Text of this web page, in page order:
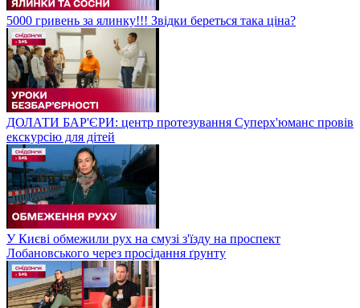
5000 гривень за ялинку!!! Звідки береться така ціна?
ДОЛАТИ БАР'ЄРИ: центр протезування Суперх'юманс провів
екскурсію для дітей
У Києві обмежили рух на смузі з'їзду на проспект
Лобановського через просідання ґрунту